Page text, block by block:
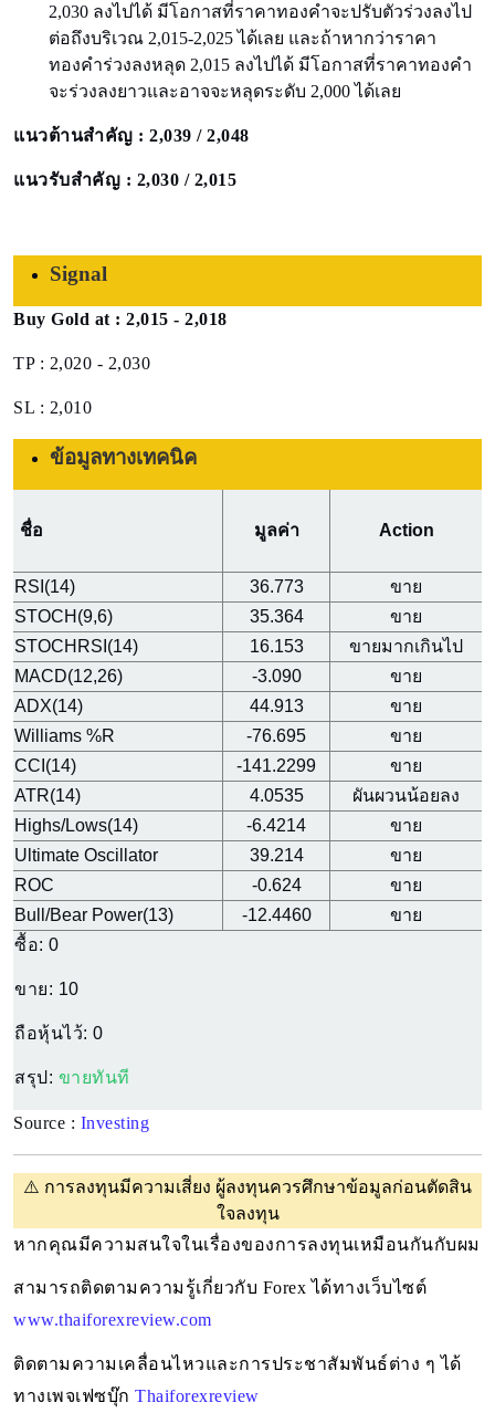
2,030 ลงไปได้ มีโอกาสที่ราคาทองคำจะปรับตัวร่วงลงไป
ต่อถึงบริเวณ 2,015-2,025 ได้เลย และถ้าหากว่าราคา
ทองคำร่วงลงหลุด 2,015 ลงไปได้ มีโอกาสที่ราคาทองคำ
จะร่วงลงยาวและอาจจะหลุดระดับ 2,000 ได้เลย
แนวต้านสำคัญ : 2,039 / 2,048
แนวรับสำคัญ : 2,030 / 2,015
Signal
Buy Gold at : 2,015 - 2,018
TP : 2,020 - 2,030
SL : 2,010
ข้อมูลทางเทคนิค
ชื่อ มูลค่า Action
RSI(14) 36.773
ขาย
STOCH(9,6)
35.364
ขาย
STOCHRSI(14)
16.153
ขายมากเกินไป
MACD(12,26)
-3.090
ขาย
ADX(14)
44.913
ขาย
Williams %R
-76.695
ขาย
CCI(14)
-141.2299
ขาย
ATR(14)
4.0535
ผันผวนน้อยลง
Highs/Lows(14)
-6.4214
ขาย
Ultimate Oscillator
39.214
ขาย
ROC
-0.624
ขาย
Bull/Bear Power(13)
-12.4460
ขาย
ซื้อ: 0
ขาย: 10
ถือหุ้นไว้: 0
สรุป: ขายทันที
Source : Investing
⚠️ การลงทุนมีความเสี่ยง ผู้ลงทุนควรศึกษาข้อมูลก่อนตัดสิน
ใจลงทุน
www.thaiforexreview.com
ติดตามความเคลื่อนไหวและการประชาสัมพันธ์ต่าง ๆ ได้
ทางเพจเฟซบุ๊ก Thaiforexreview